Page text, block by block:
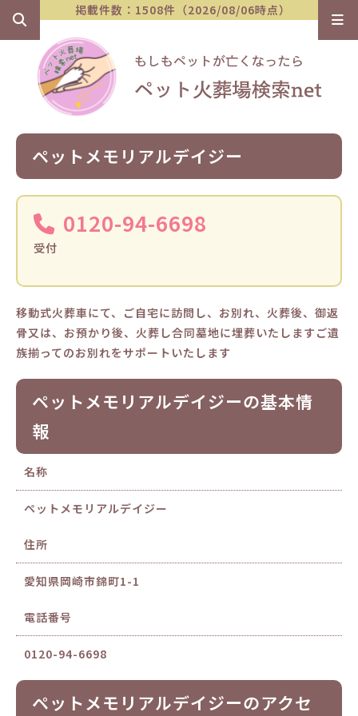
掲載件数：1508件（2026/08/06時点）
ペットメモリアルデイジー
0120-94-6698
受付
移動式火葬車にて、ご自宅に訪問し、お別れ、火葬後、御返
骨又は、お預かり後、火葬し合同墓地に埋葬いたしますご遺
族揃ってのお別れをサポートいたします
ペットメモリアルデイジーの基本情
報
名称
ペットメモリアルデイジー
住所
愛知県岡崎市錦町1-1
電話番号
0120-94-6698
ペットメモリアルデイジーのアクセ